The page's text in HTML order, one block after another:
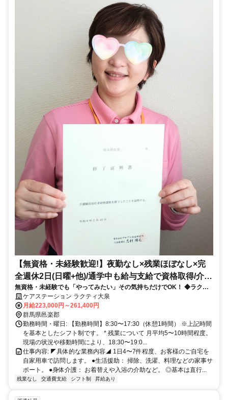
【無資格・未経験歓迎!】夜勤なし×残業ほぼなし×完
全週休2日(日曜+他)/通学中も給与支給で資格取得/介護
職/訪問介護
無資格・未経験でも「やってみたい」その気持ちだけでOK！ ◆ラクテ
ィで働くメリット◆ ①資格取得中もお給料支給 ②3ヶ月の同行研修で完
全サポート ③完全週休2日＆残業ほぼなし
ケアステーション ラクティ大泉
月給223,000円～261,400円
群馬県邑楽郡
勤務時間・曜日: 【勤務時間】8:30〜17:30（休憩1時間） ※上記時間
を基本としたシフト制です。 * 残業について 月平均5〜10時間程度。
現場の状況や移動時間により、18:30〜19:0...
仕事内容: ◤具体的な業務内容◢ 1日4〜7件程度、お客様のご自宅を
自家用車で訪問します。 ●生活援助： 掃除、洗濯、料理などの家事サ
ポート。 ●身体介護： お着替えや入浴の介助など。 ◎基本は直行...
残業なし 交通費支給 シフト制 昇給あり